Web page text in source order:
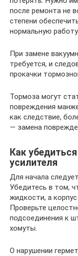
после ремонта не
степени
нормальную
При замене
требуется, и
прокачки
Тормоза могут
повреждения
как следствие,
— замена
Как
усилителя
Для начала
Убедитесь в том,
жидкости, а
Проверьте
подсоединения к
хомуты.
О нарушении